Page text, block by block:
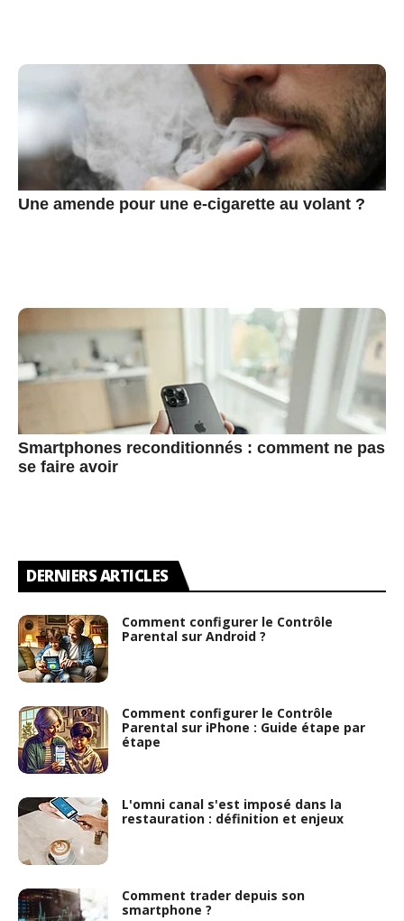
Une amende pour une e-cigarette au volant ?
Smartphones reconditionnés : comment ne pas
se faire avoir
DERNIERS ARTICLES
Comment configurer le Contrôle
Parental sur Android ?
Comment configurer le Contrôle
Parental sur iPhone : Guide étape par
étape
L'omni canal s'est imposé dans la
restauration : définition et enjeux
Comment trader depuis son
smartphone ?